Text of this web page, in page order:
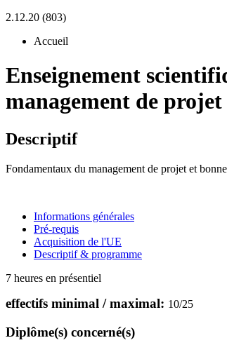
2.12.20 (803)
Accueil
Enseignement
management de
Descriptif
Fondamentaux du management de projet et
Informations générales
Pré-requis
Acquisition de l'UE
Descriptif & programme
7 heures en présentiel
effectifs minimal / maximal: 10/25
Diplôme(s) concerné(s)